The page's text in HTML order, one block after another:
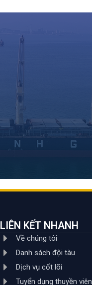
LIÊN KẾT NHANH
Về chúng tôi
Danh sách đội tàu
Dịch vụ cốt lõi
Tuyển dụng thuyền viên